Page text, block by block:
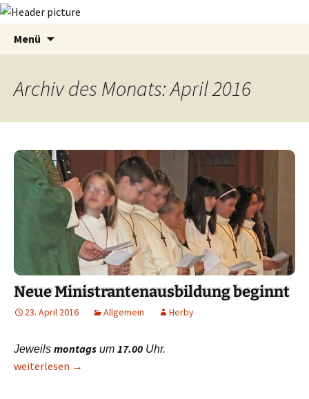
Menü
Archiv des Monats: April 2016
Neue Ministrantenausbildung beginnt
23. April 2016 Allgemein Herby
Jeweils montags um 17.00 Uhr.
Neue Ministrantenausbildung beginnt
weiterlesen →